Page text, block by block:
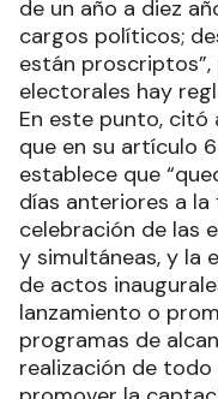
de un año a diez
cargos políticos;
están
electorales hay
En este punto, citó
que en su artículo
establece que
días anteriores a
celebración de las
y simultáneas, y la
de actos
lanzamiento o
programas de
realización de